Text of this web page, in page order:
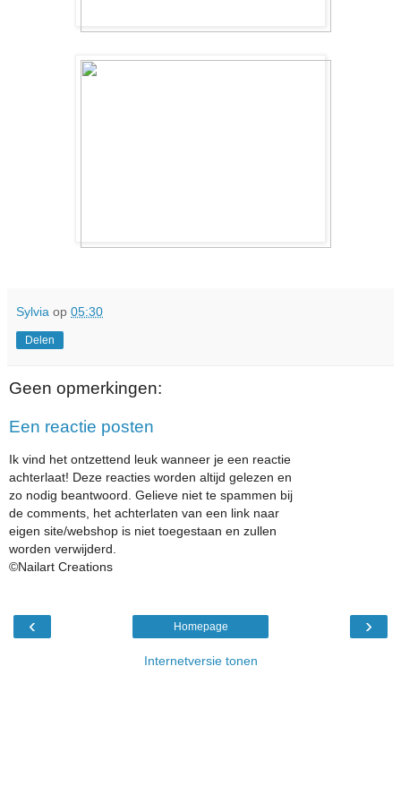
Sylvia op 05:30
Delen
Geen opmerkingen:
Een reactie posten
Ik vind het ontzettend leuk wanneer je een reactie
achterlaat! Deze reacties worden altijd gelezen en
zo nodig beantwoord. Gelieve niet te spammen bij
de comments, het achterlaten van een link naar
eigen site/webshop is niet toegestaan en zullen
worden verwijderd.
©Nailart Creations
‹ ›
Homepage
Internetversie tonen